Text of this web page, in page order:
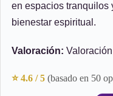
en espacios tranquilos
bienestar espiritual.
Valoración:
⭐ 4.6 / 5 (basado en 50